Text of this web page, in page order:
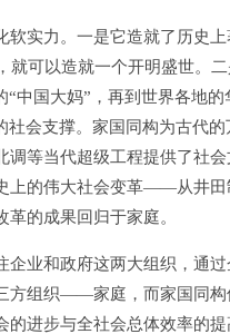
力。一是它造就了历史上
就可以造就一个开明盛世。
“中国大妈”，再到世界各地
社会支撑。家国同构为古代
调等当代超级工程提供了社
上的伟大社会变革——从井
的成果回归于家庭。
业和政府这两大组织，通过
方组织——家庭，而家国同
的进步与全社会总体效率的